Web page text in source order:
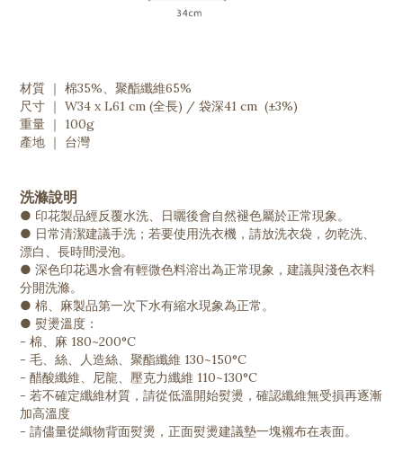
材質 ｜ 棉35%、聚酯纖維65%
尺寸 ｜ W34 x L61 cm (全長) / 袋深41 cm (±3%)
重量 ｜ 100g
產地 ｜ 台灣
洗滌說明
● 印花製品經反覆水洗、日曬後會自然褪色屬於正常現象。
● 日常清潔建議手洗；若要使用洗衣機，請放洗衣袋，勿乾洗、
漂白、長時間浸泡。
● 深色印花遇水會有輕微色料溶出為正常現象，建議與淺色衣料
分開洗滌。
● 棉、麻製品第一次下水有縮水現象為正常。
● 熨燙溫度：
- 棉、麻 180~200°C
- 毛、絲、人造絲、聚酯纖維 130~150°C
- 醋酸纖維、尼龍、壓克力纖維 110~130°C
- 若不確定纖維材質，請從低溫開始熨燙，確認纖維無受損再逐漸
加高溫度
- 請儘量從織物背面熨燙，正面熨燙建議墊一塊襯布在表面。